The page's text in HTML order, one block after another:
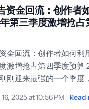
资金回流：创作者
第三季度激增抢占
金回流：创作者如何利
激增抢占第四季度预算
刚迎来最强的一个季度
TikTok、Substack 或电
2025 at 10:56 PM Read